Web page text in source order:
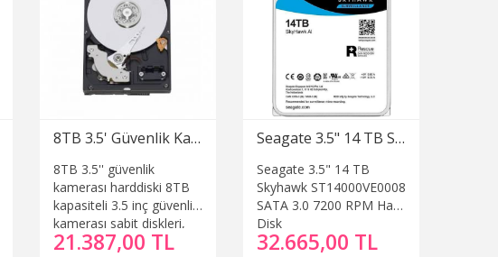
8TB 3.5' Güvenlik Kamerası Harddiski 7/24
8TB 3.5'' güvenlik
kamerası harddiski 8TB
kapasiteli 3.5 inç güvenlik
kamerası sabit diskleri,
video kayıt cihazlarına
21.387,00 TL
Seagate 3.5" 14 TB Skyhawk ST14000VE0008 SATA 3.0 7200 RPM Hard Disk
Seagate 3.5" 14 TB
Skyhawk ST14000VE0008
SATA 3.0 7200 RPM Hard
Disk
32.665,00 TL